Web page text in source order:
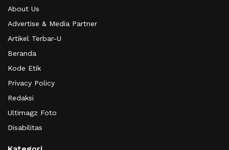
About Us
Advertise & Media Partner
Artikel Terbar-U
Beranda
Kode Etik
Privacy Policy
Redaksi
Ultimagz Foto
Disabilitas